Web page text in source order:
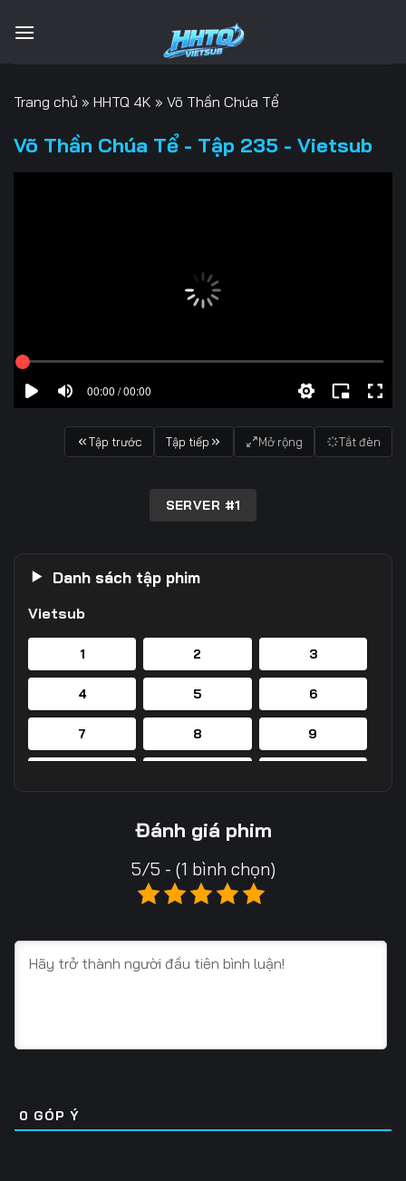
qua
Trang chủ » HHTQ 4K » Võ Thần Chúa Tể
Võ Thần Chúa Tể - Tập 235 - Vietsub
00:00 / 00:00
Tập trước Tập tiếp Mở rộng Tắt đèn
SERVER #1
Danh sách tập phim
Vietsub
1 2 3
4 5 6
7 8 9
20
25 26
31 32 33
37 38 39
Đánh giá phim
5/5 - (1 bình chọn)
0 GÓP Ý